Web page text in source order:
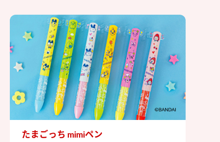
たまごっち mimiペン
たまごっち mimiペン